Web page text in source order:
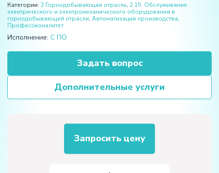
Категории: 2 Горнодобывающая отрасль, 2.15. Обслуживание
электрического и электромеханического оборудования в
горнодобывающей отрасли, Автоматизация производства,
Профессионалитет
Исполнение: С ПО
Задать вопрос
Дополнительные услуги
Запросить цену